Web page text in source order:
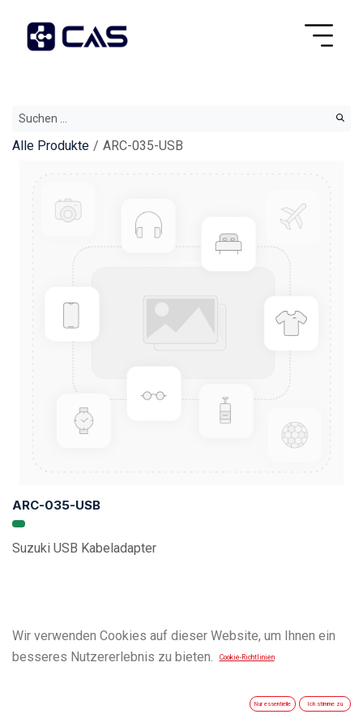
Alle Produkte ARC-035-USB
ARC-035-USB
Suzuki USB Kabeladapter
Wir verwenden Cookies auf dieser Website, um Ihnen ein
besseres Nutzererlebnis zu bieten.
Cookie-Richtlinien
Nur essentielle Ich stimme zu